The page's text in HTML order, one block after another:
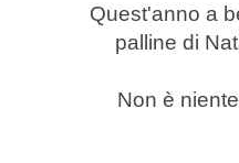
Quest'anno a
palline di
Non è